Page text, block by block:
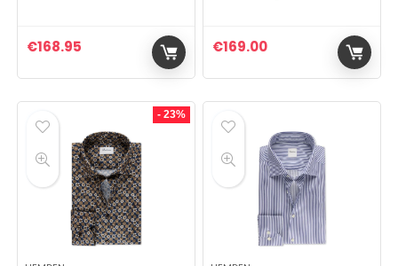
€168.95 €169.00
- 23%